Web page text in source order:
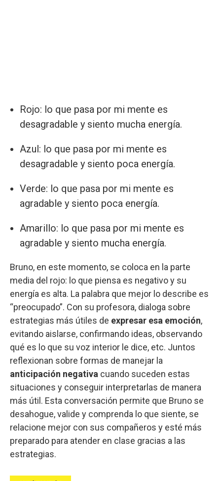
Rojo: lo que pasa por mi mente es
desagradable y siento mucha energía.
Azul: lo que pasa por mi mente es
desagradable y siento poca energía.
Verde: lo que pasa por mi mente es
agradable y siento poca energía.
Amarillo: lo que pasa por mi mente es
agradable y siento mucha energía.
Bruno, en este momento, se coloca en la parte
media del rojo: lo que piensa es negativo y su
energía es alta. La palabra que mejor lo describe es
“preocupado”. Con su profesora, dialoga sobre
estrategias más útiles de expresar esa emoción,
evitando aislarse, confirmando ideas, observando
qué es lo que su voz interior le dice, etc. Juntos
reflexionan sobre formas de manejar la
anticipación negativa cuando suceden estas
situaciones y conseguir interpretarlas de manera
más útil. Esta conversación permite que Bruno se
desahogue, valide y comprenda lo que siente, se
relacione mejor con sus compañeros y esté más
preparado para atender en clase gracias a las
estrategias.